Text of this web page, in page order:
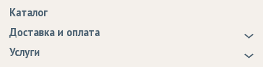
Статьи
Программа лояльности
Каталог
Доставка и оплата
Доставка
Оплата
Услуги
Образцы